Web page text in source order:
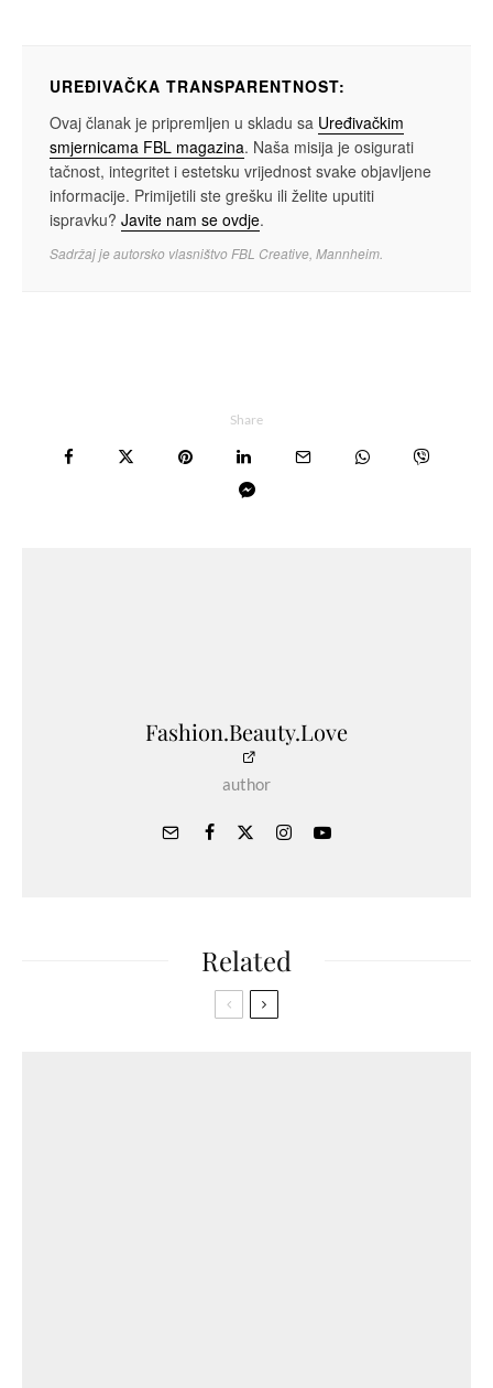
UREĐIVAČKA TRANSPARENTNOST:
Ovaj članak je pripremljen u skladu sa Uređivačkim
smjernicama FBL magazina. Naša misija je osigurati
tačnost, integritet i estetsku vrijednost svake objavljene
informacije. Primijetili ste grešku ili želite uputiti
ispravku? Javite nam se ovdje.
Sadržaj je autorsko vlasništvo FBL Creative, Mannheim.
Share
Fashion.Beauty.Love
author
Related